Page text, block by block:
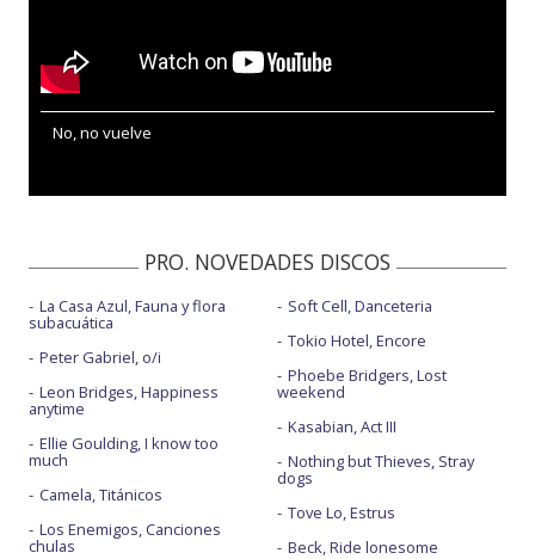
No, no vuelve
PRO. NOVEDADES DISCOS
La Casa Azul, Fauna y flora
subacuática
Peter Gabriel, o/i
Leon Bridges, Happiness
anytime
Ellie Goulding, I know too
much
Camela, Titánicos
Los Enemigos, Canciones
chulas
Soft Cell, Danceteria
Tokio Hotel, Encore
Phoebe Bridgers, Lost
weekend
Kasabian, Act III
Nothing but Thieves, Stray
dogs
Tove Lo, Estrus
Beck, Ride lonesome